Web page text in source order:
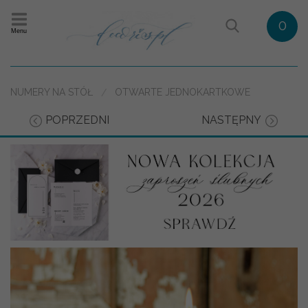
Menu 0
NUMERY NA STÓŁ OTWARTE JEDNOKARTKOWE
POPRZEDNI NASTĘPNY